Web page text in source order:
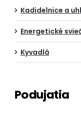
Kadidelnice a
Energetické
Kyvadlá
Podujatia